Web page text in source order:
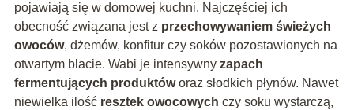
pojawiają się w domowej kuchni. Najczęściej ich
obecność związana jest z przechowywaniem świeżych
owoców, dżemów, konfitur czy soków pozostawionych na
otwartym blacie. Wabi je intensywny zapach
fermentujących produktóworaz słodkich płynów. Nawet
niewielka ilość resztek owocowych czy soku wystarczą,